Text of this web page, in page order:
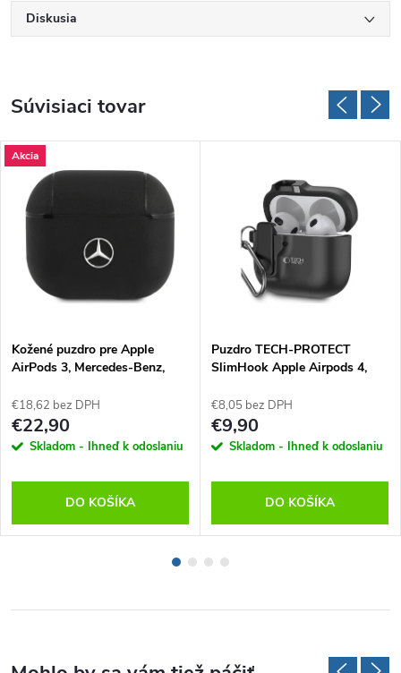
Diskusia
Súvisiaci tovar
Akcia
Kožené puzdro pre Apple
AirPods 3, Mercedes-Benz,
€18,62 bez DPH
€22,90
Skladom - Ihneď k odoslaniu
DO KOŠÍKA
Puzdro TECH-PROTECT
SlimHook Apple Airpods 4,
€8,05 bez DPH
€9,90
Skladom - Ihneď k odoslaniu
DO KOŠÍKA